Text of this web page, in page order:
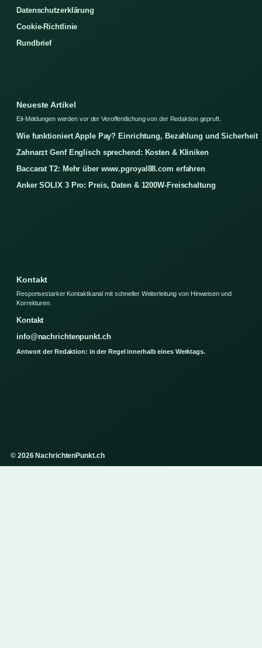
Datenschutzerklärung
Cookie-Richtlinie
Rundbrief
Neueste Artikel
Eil-Meldungen werden vor der Veroffentlichung von der Redaktion gepruft.
Wie funktioniert Apple Pay? Einrichtung, Bezahlung und Sicherheit
Zahnarzt Genf Englisch sprechend: Kosten & Kliniken
Baccarat T2: Mehr über www.pgroyal88.com erfahren
Anker SOLIX 3 Pro: Preis, Daten & 1200W-Freischaltung
Kontakt
Responsestarker Kontaktkanal mit schneller Weiterleitung von Hinweisen und
Korrekturen.
Kontakt
info@nachrichtenpunkt.ch
Antwort der Redaktion: in der Regel innerhalb eines Werktags.
© 2026 NachrichtenPunkt.ch